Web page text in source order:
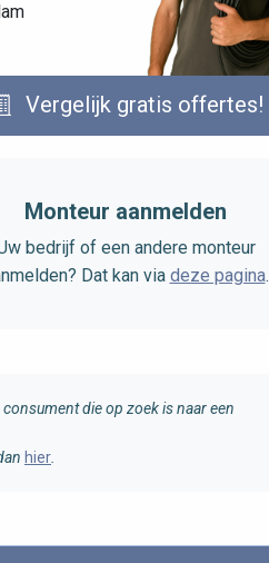
Vergelijk gratis offertes!
Monteur aanmelden
bedrijf of een andere monteur
Dat kan via deze pagina.
die op zoek is naar een
hier